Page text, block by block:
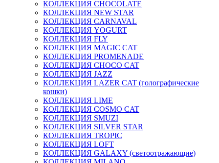
КОЛЛЕКЦИЯ CHOCOLATE
КОЛЛЕКЦИЯ NEW STAR
КОЛЛЕКЦИЯ CARNAVAL
КОЛЛЕКЦИЯ YOGURT
КОЛЛЕКЦИЯ FLY
КОЛЛЕКЦИЯ MAGIC CAT
КОЛЛЕКЦИЯ PROMENADE
КОЛЛЕКЦИЯ CHOCO CAT
КОЛЛЕКЦИЯ JAZZ
КОЛЛЕКЦИЯ LAZER CAT (голографические
кошки)
КОЛЛЕКЦИЯ LIME
КОЛЛЕКЦИЯ COSMO CAT
КОЛЛЕКЦИЯ SMUZI
КОЛЛЕКЦИЯ SILVER STAR
КОЛЛЕКЦИЯ TROPIC
КОЛЛЕКЦИЯ LOFT
КОЛЛЕКЦИЯ GALAXY (светоотражающие)